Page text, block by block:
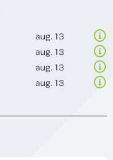
aug. 13
aug. 13
aug. 13
aug. 13